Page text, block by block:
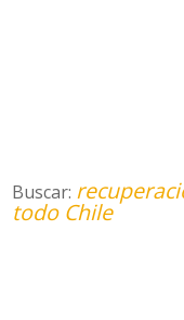
Buscar:
todo Chile